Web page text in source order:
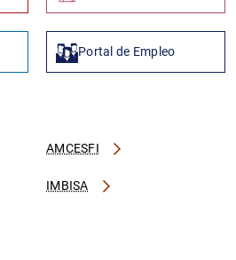
Portal de Empleo
AMCESFI
IMBISA